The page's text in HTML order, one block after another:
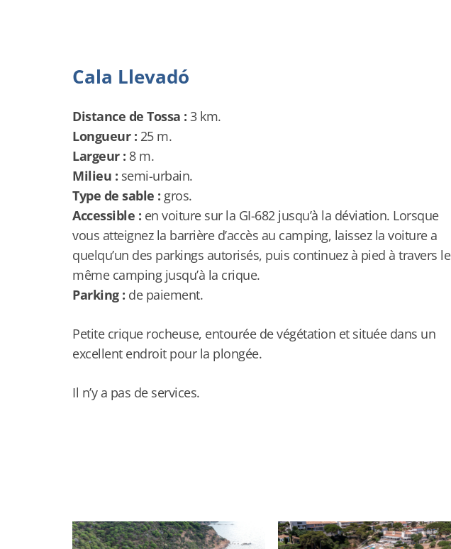
Cala Llevadó
Distance de Tossa : 3 km.
Longueur : 25 m.
Largeur : 8 m.
Milieu : semi-urbain.
Type de sable : gros.
Accessible : en voiture sur la GI-682 jusqu’à la déviation. Lorsque
vous atteignez la barrière d’accès au camping, laissez la voiture a
quelqu’un des parkings autorisés, puis continuez à pied à travers le
même camping jusqu’à la crique.
Parking : de paiement.
Petite crique rocheuse, entourée de végétation et située dans un
excellent endroit pour la plongée.
Il n’y a pas de services.